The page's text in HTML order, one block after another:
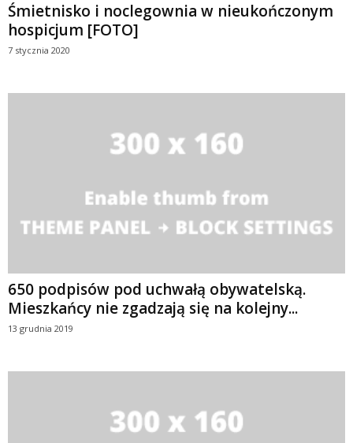
Śmietnisko i noclegownia w nieukończonym
hospicjum [FOTO]
7 stycznia 2020
650 podpisów pod uchwałą obywatelską.
Mieszkańcy nie zgadzają się na kolejny...
13 grudnia 2019